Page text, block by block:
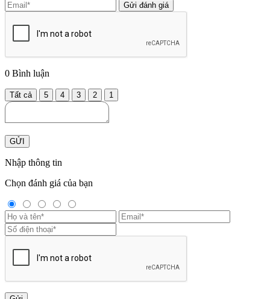
Gửi đánh giá
0 Bình luận
Tất cả 5 4 3 2 1
GỬI
Nhập thông tin
Chọn đánh giá của bạn